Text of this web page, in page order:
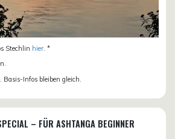
Stechlin hier . *
Infos bleiben gleich.
– FÜR ASHTANGA BEGINNER